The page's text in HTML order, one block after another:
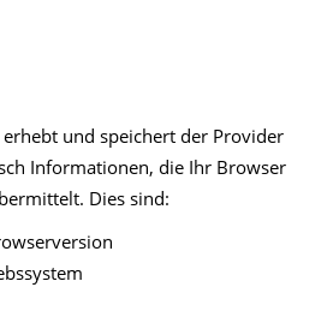
und speichert der Provider
Informationen, die Ihr Browser
Dies sind: